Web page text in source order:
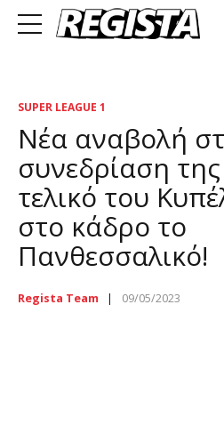
SUPER LEAGUE 1
Νέα αναβολή
συνεδρίαση
τελικό του
στο κάδρο το
Πανθεσσαλικό!
Regista Team 09/05/2023